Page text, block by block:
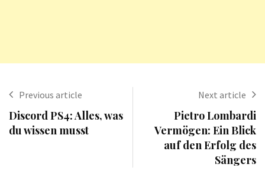
Previous article
Discord PS4: Alles, was
du wissen musst
Next article
Pietro Lombardi
Vermögen: Ein Blick
auf den Erfolg des
Sängers